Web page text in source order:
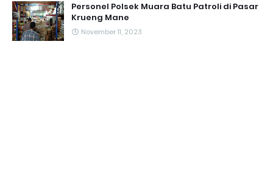
Personel Polsek Muara Batu Patroli di Pasar
Krueng Mane
November 11, 2023